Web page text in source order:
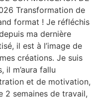
Transformation de
format ! Je réfléchis
ma dernière
il est à l’image de
créations. Je suis
il m’aura fallu
et de motivation,
2 semaines de travail,